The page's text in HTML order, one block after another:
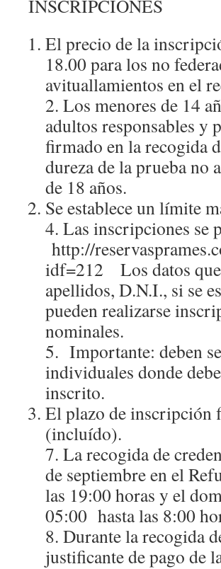
INSCRIPCIONES
El precio de la
18.00 para los no
avituallamientos en el
2. Los menores de 14
adultos responsables y
firmado en la recogida
dureza de la prueba no
de 18 años.
Se establece un límite
4. Las inscripciones
http://
idf=212 Los datos que
apellidos, D.N.I., si se
pueden realizarse
nominales.
5. Importante: deben
individuales donde
inscrito.
El plazo de inscripción
(incluído).
7. La recogida de
de septiembre en el
las 19:00 horas y el
05:00 hasta las 8:00
8. Durante la recogida
justificante de pago de